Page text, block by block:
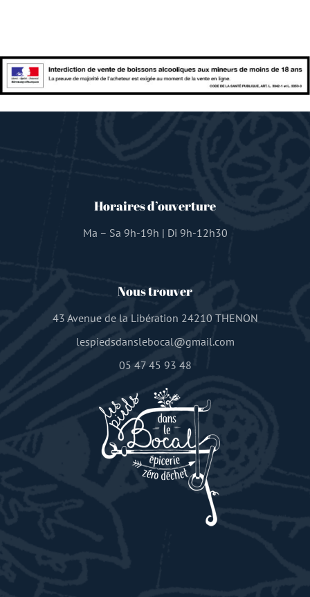
Horaires d’ouverture
Ma – Sa 9h-19h | Di 9h-12h30
Nous trouver
43 Avenue de la Libération 24210 THENON
lespiedsdanslebocal@gmail.com
05 47 45 93 48